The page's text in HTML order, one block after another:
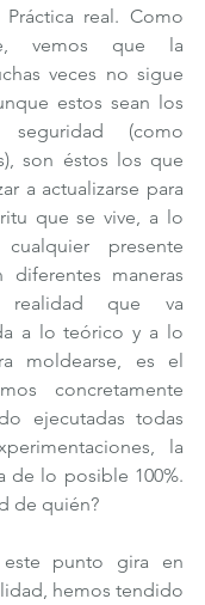
real. Como
vemos que la
veces no sigue
estos sean los
(como
son éstos los que
a actualizarse para
que se vive, a lo
presente
diferentes maneras
que va
a lo teórico y a lo
moldearse, es el
concretamente
ejecutadas todas
la
de lo posible 100%.
de quién?
punto gira en
hemos tendido